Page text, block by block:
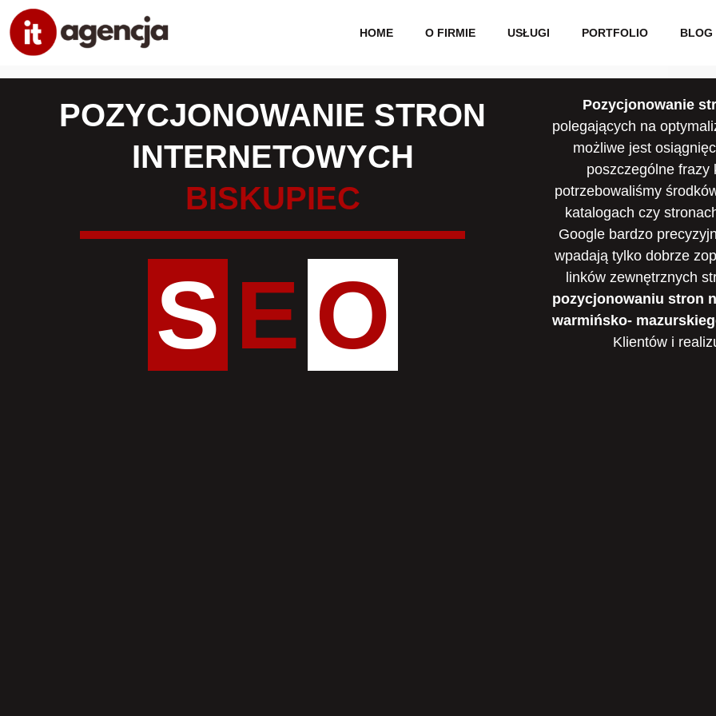
HOME O FIRMIE USŁUGI PORTFOLIO BLOG
POZYCJONOWANIE STRON
INTERNETOWYCH
BISKUPIEC
S E O
Pozycjonowanie
polegających na
możliwe jest
poszczególne frazy
potrzebowaliśmy
katalogach czy
Google bardzo
wpadają tylko dobrze
linków zewnętrznych
pozycjonowaniu stron
warmińsko-
Klientów i